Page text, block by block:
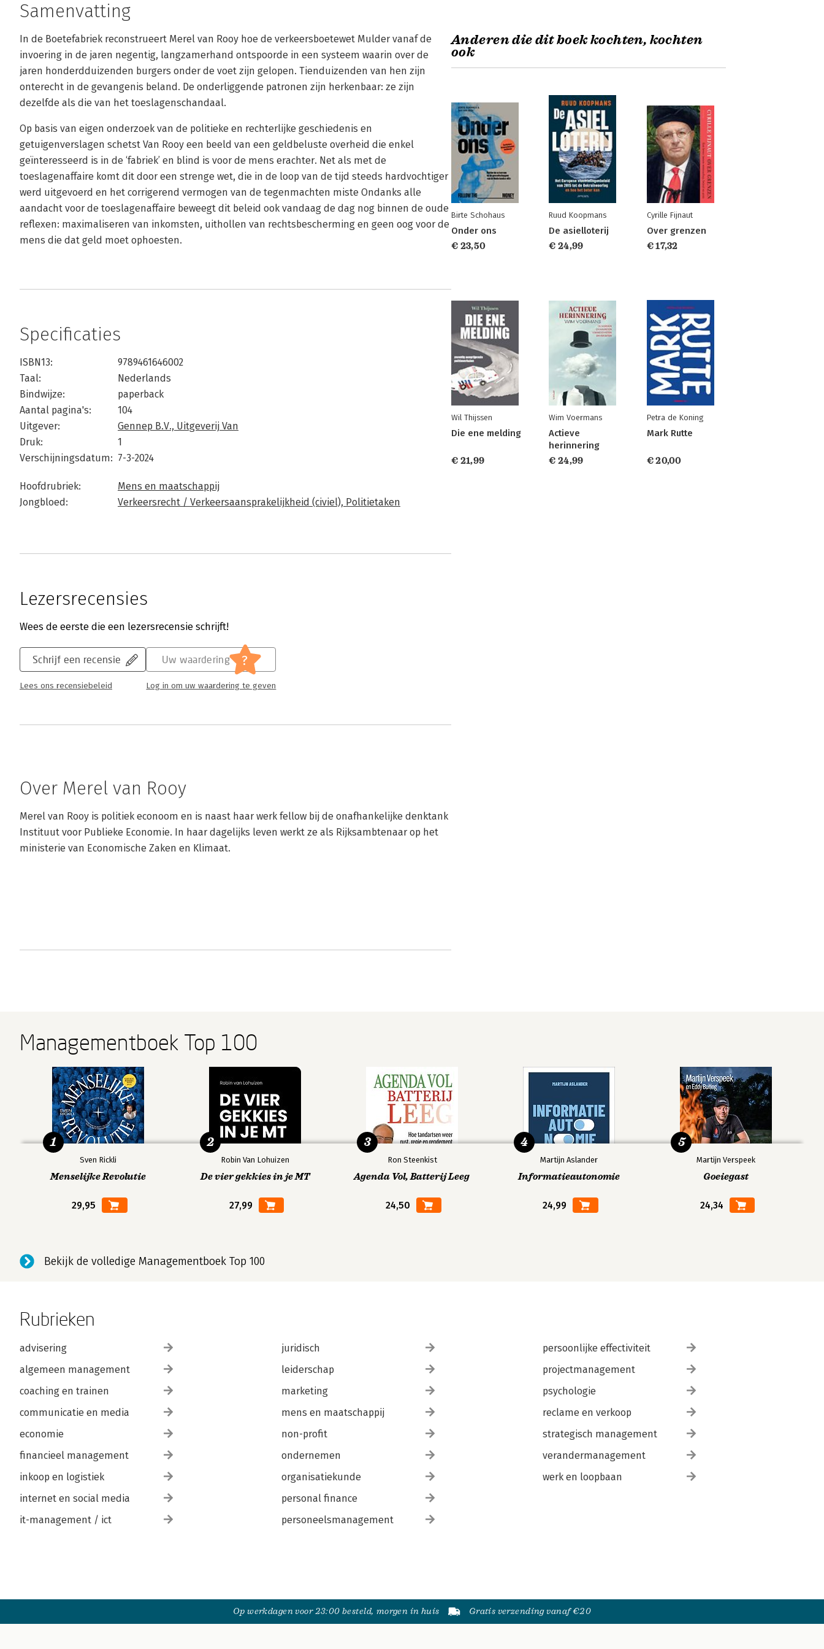
Samenvatting
In de Boetefabriek reconstrueert Merel van Rooy hoe de verkeersboetewet Mulder vanaf de
invoering in de jaren negentig, langzamerhand ontspoorde in een systeem waarin over de
jaren honderdduizenden burgers onder de voet zijn gelopen. Tienduizenden van hen zijn
onterecht in de gevangenis beland. De onderliggende patronen zijn herkenbaar: ze zijn
dezelfde als die van het toeslagenschandaal.
Op basis van eigen onderzoek van de politieke en rechterlijke geschiedenis en
getuigenverslagen schetst Van Rooy een beeld van een geldbeluste overheid die enkel
geïnteresseerd is in de ‘fabriek’ en blind is voor de mens erachter. Net als met de
toeslagenaffaire komt dit door een strenge wet, die in de loop van de tijd steeds hardvochtiger
werd uitgevoerd en het corrigerend vermogen van de tegenmachten miste Ondanks alle
aandacht voor de toeslagenaffaire beweegt dit beleid ook vandaag de dag nog binnen de oude
reflexen: maximaliseren van inkomsten, uithollen van rechtsbescherming en geen oog voor de
mens die dat geld moet ophoesten.
Specificaties
ISBN13:
9789461646002
Taal:
Nederlands
Bindwijze:
paperback
Aantal pagina's:
104
Uitgever:
Gennep B.V., Uitgeverij Van
Druk:
1
Verschijningsdatum: 7-3-2024
Hoofdrubriek:
Mens en maatschappij
Jongbloed:
Verkeersrecht / Verkeersaansprakelijkheid (civiel), Politietaken
Lezersrecensies
Wees de eerste die een lezersrecensie schrijft!
Schrijf een recensie
Lees ons recensiebeleid
Uw waardering ?
Log in om uw waardering te geven
Over Merel van Rooy
Merel van Rooy is politiek econoom en is naast haar werk fellow bij de onafhankelijke denktank
Instituut voor Publieke Economie. In haar dagelijks leven werkt ze als Rijksambtenaar op het
ministerie van Economische Zaken en Klimaat.
Anderen die dit boek kochten, kochten
ook
Birte Schohaus
Onder ons
€ 23,50
Ruud Koopmans
De asielloterij
€ 24,99
Cyrille Fijnaut
Over grenzen
€ 17,32
Wil Thijssen
Die ene melding
€ 21,99
Wim Voermans
Actieve
herinnering
€ 24,99
Petra de Koning
Mark Rutte
€ 20,00
Managementboek Top 100
Sven Rickli
Menselijke Revolutie
29,95
1
Robin Van Lohuizen
De vier gekkies in je MT
27,99
2
Ron Steenkist
Agenda Vol, Batterij Leeg
24,50
3
Martijn Aslander
Informatieautonomie
24,99
4
Martijn Verspeek
Goeiegast
24,34
5
Bekijk de volledige Managementboek Top 100
Rubrieken
advisering
algemeen management
coaching en trainen
communicatie en media
economie
financieel management
inkoop en logistiek
internet en social media
it-management / ict
juridisch
leiderschap
marketing
mens en maatschappij
non-profit
ondernemen
organisatiekunde
personal finance
personeelsmanagement
persoonlijke effectiviteit
projectmanagement
psychologie
reclame en verkoop
strategisch management
verandermanagement
werk en loopbaan
Op werkdagen voor 23:00 besteld, morgen in huis Gratis verzending vanaf €20